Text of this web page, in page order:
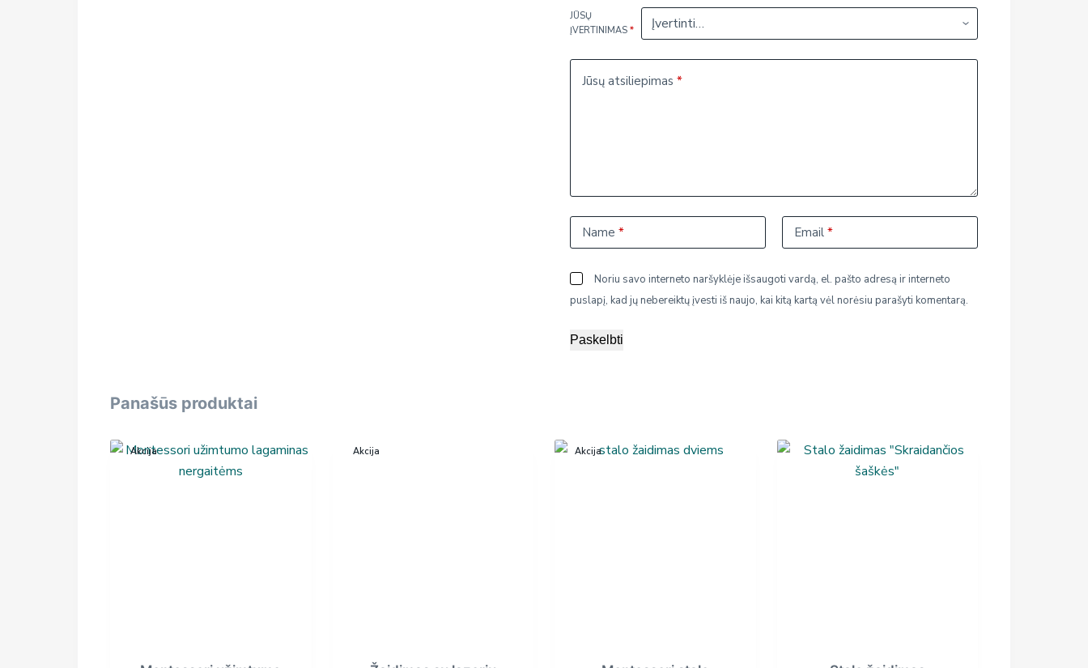
JŪSŲ
ĮVERTINIMAS*
Jūsų atsiliepimas*
Name * Email *
Noriu savo interneto naršyklėje išsaugoti vardą, el. pašto adresą ir interneto
puslapį, kad jų nebereiktų įvesti iš naujo, kai kitą kartą vėl norėsiu parašyti komentarą.
Paskelbti
Panašūs produktai
Akcija Akcija Akcija